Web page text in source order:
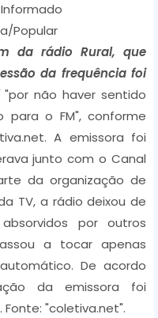
Popular
da rádio Rural, que
da frequência foi
"por não haver sentido
o FM", conforme
A emissora foi
junto com o Canal
da organização de
TV, a rádio deixou de
por outros
a tocar apenas
De acordo
da emissora foi
Fonte: "coletiva.net".